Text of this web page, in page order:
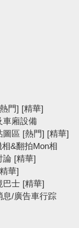
門] [精華]
車廂設備
圖區 [熱門] [精華]
&翻拍Mon相
論 [精華]
華]
巴士 [精華]
息/廣告車行踪